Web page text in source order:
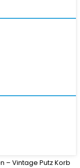
– Vintage Putz Korb